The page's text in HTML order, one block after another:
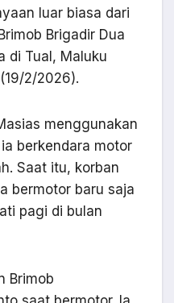
luar biasa dari
Brigadir Dua
di Tual, Maluku
2/2026).
menggunakan
berkendara motor
Saat itu, korban
bermotor baru saja
pagi di bulan
Brimob